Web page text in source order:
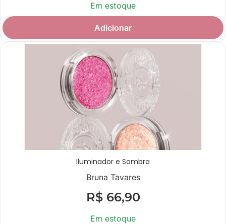
Em estoque
Adicionar
Iluminador e Sombra
Bruna Tavares
R$66,90
Em estoque